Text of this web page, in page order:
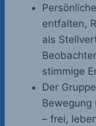
entfalten,
als
stimmige
Der
Bewegung
– frei,